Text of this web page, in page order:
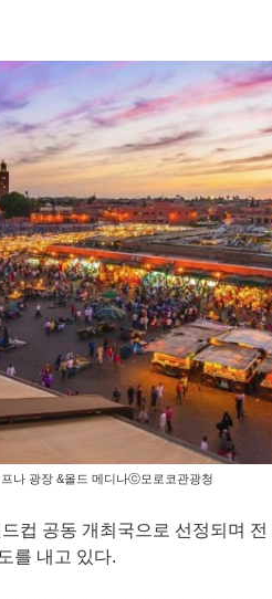
나 광장 &올드 메디나ⓒ모로코관광청
컵 공동 개최국으로 선정되며
를 내고 있다.